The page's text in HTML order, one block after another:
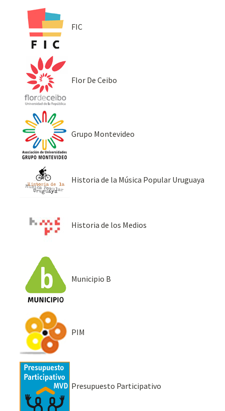
FIC
Flor De Ceibo
Grupo Montevideo
Historia de la Música Popular Uruguaya
Historia de los Medios
Municipio B
PIM
Presupuesto Participativo